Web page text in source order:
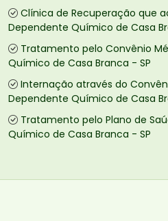
Clínica de Recuperação que
Dependente Químico de Casa
Tratamento pelo Convênio
Químico de Casa Branca - SP
Internação através do
Dependente Químico de Casa
Tratamento pelo Plano de
Químico de Casa Branca - SP